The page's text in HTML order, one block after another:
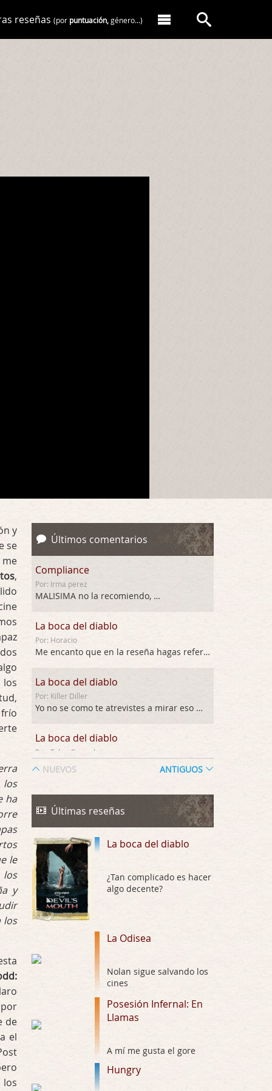
reseñas (por puntuación,género...)
y
se
,
ha
le
los
y
los
de
el
los
Últimos comentarios
Compliance
Por: Irma perez
MALISIMA no la recomiendo, …
La boca del diablo
Por: Horacio
Me encanto que en la reseña hagas referen …
La boca del diablo
Por: Killer Diller
Yo no se como te atrevistes a mirar eso …
La boca del diablo
Por: Talan Gwynek
Pues eso: muertes aburridas y personajes p …
La Odisea
Por: Talan Gwynek
Draghann, las quejas sobre la diversidad s …
La Odisea
Por: Draghann
No sé si entrar en polémicas con respect …
Trance
Por: Luar
El señor de las moscas
Hungry
Por: Croc
Las 10 películas gore de Almas
Oscuras
NUEVOS ANTIGUOS
Últimas reseñas
La boca del diablo
¿Tan complicado es hacer
algo decente?
La Odisea
Nolan sigue salvando los
cines
Posesión Infernal: En
Llamas
A mí me gusta el gore
Hungry